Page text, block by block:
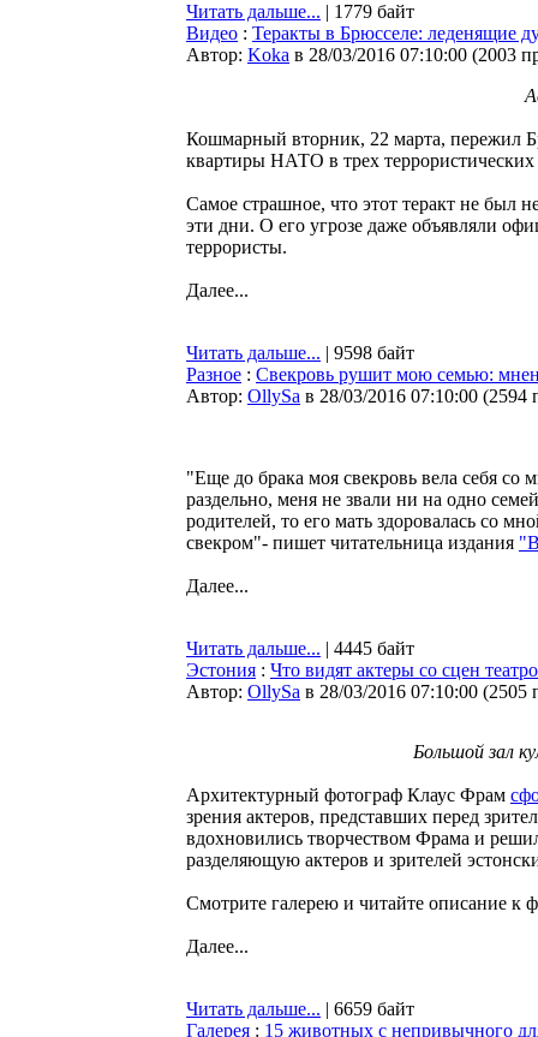
Читать дальше... | 1779 байт
Видео : Теракты в Брюсселе: леденящие
Автор: Koka в 28/03/2016 07:10:00 (2003
Кошмарный вторник, 22 марта, пережил
квартиры НАТО в трех террористических
Самое страшное, что этот теракт не
эти дни. О его угрозе даже объявляли
террористы.
Далее...
Читать дальше... | 9598 байт
Разное : Свекровь рушит мою семью:
Автор: OllySa в 28/03/2016 07:10:00 (2594
"Еще до брака моя свекровь вела себя
раздельно, меня не звали ни на одно
родителей, то его мать здоровалась со
свекром"- пишет читательница издания
Далее...
Читать дальше... | 4445 байт
Эстония : Что видят актеры со сцен
Автор: OllySa в 28/03/2016 07:10:00 (2505
Большой зал
Архитектурный фотограф Клаус Фрам
зрения актеров, представших перед
вдохновились творчеством Фрама и
разделяющую актеров и зрителей
Смотрите галерею и читайте описание к
Далее...
Читать дальше... | 6659 байт
Галерея : 15 животных с непривычного